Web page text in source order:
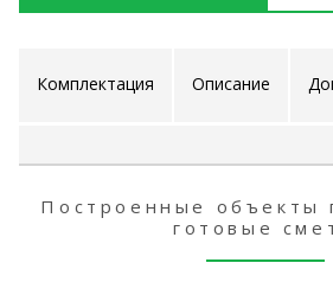
Комплектация Описание
Построенные объекты
готовые